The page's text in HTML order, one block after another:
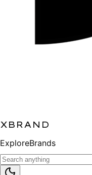
XBRAND
ExploreBrands